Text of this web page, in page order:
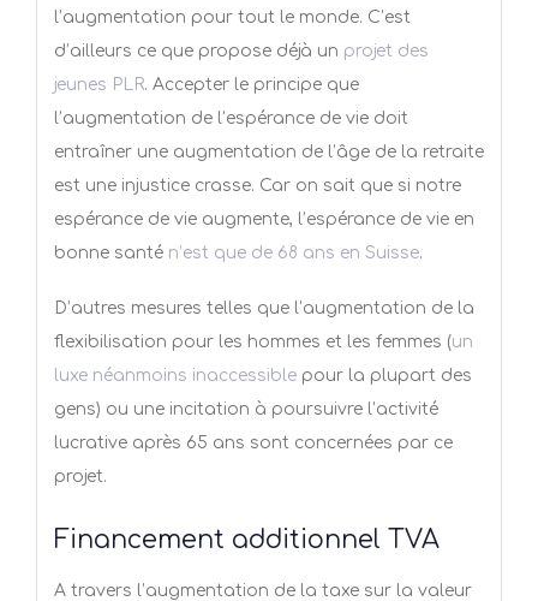
l’augmentation pour tout le monde. C’est
d’ailleurs ce que propose déjà un projet des
jeunes PLR. Accepter le principe que
l’augmentation de l’espérance de vie doit
entraîner une augmentation de l’âge de la retraite
est une injustice crasse. Car on sait que si notre
espérance de vie augmente, l’espérance de vie en
bonne santé n’est que de 68 ans en Suisse.
D’autres mesures telles que l’augmentation de la
flexibilisation pour les hommes et les femmes (un
luxe néanmoins inaccessible pour la plupart des
gens) ou une incitation à poursuivre l’activité
lucrative après 65 ans sont concernées par ce
projet.
Financement additionnel TVA
A travers l’augmentation de la taxe sur la valeur